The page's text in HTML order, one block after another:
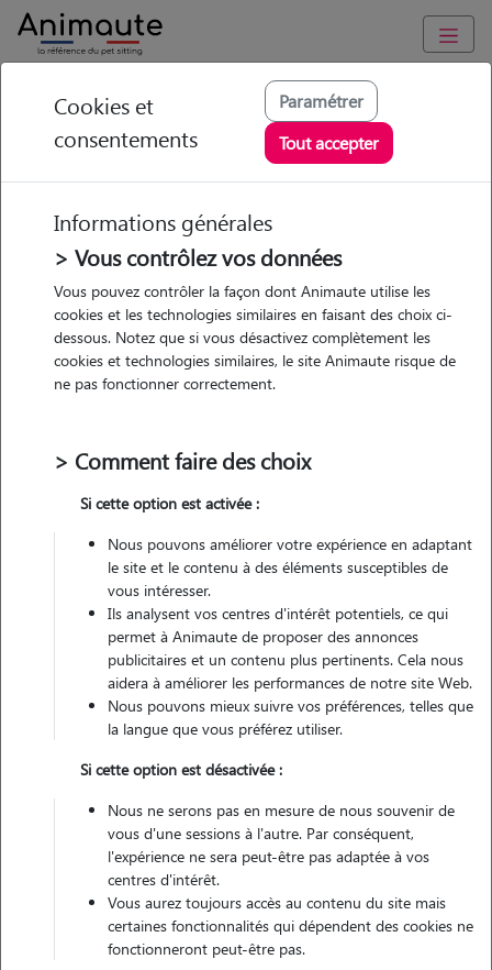
Animaute Hauts-de-France Somme /Roye
Camille - Petsitter à
MARQUIVILLERS
• 20 ans
Garde
chez le Pet Sitter
Véhiculé
Contacter
L'envoi d'une demande est sans engagement
Motivation
je souhaiterais garder des animaux pour vous libérer de cette
responsabilité pendant votre absences week end / semaine / ou +. je
peux recevoir les animaux en cage chez moi, et pour les plus gros
assurer de leurs donner à manger et les sortir chez vous. je peux
également faire des ballades / promenade quand vous le souhaiter je
Cookies et
consentements
Paramétrer
Tout accepter
Informations générales
> Vous contrôlez vos données
Vous pouvez contrôler la façon dont Animaute utilise les
cookies et les technologies similaires en faisant des choix ci-
dessous. Notez que si vous désactivez complètement les
cookies et technologies similaires, le site Animaute risque de
ne pas fonctionner correctement.
> Comment faire des choix
Si cette option est activée :
Nous pouvons améliorer votre expérience en adaptant
le site et le contenu à des éléments susceptibles de
vous intéresser.
Ils analysent vos centres d'intérêt potentiels, ce qui
permet à Animaute de proposer des annonces
publicitaires et un contenu plus pertinents. Cela nous
aidera à améliorer les performances de notre site Web.
Nous pouvons mieux suivre vos préférences, telles que
la langue que vous préférez utiliser.
Si cette option est désactivée :
Nous ne serons pas en mesure de nous souvenir de
vous d'une sessions à l'autre. Par conséquent,
l'expérience ne sera peut-être pas adaptée à vos
centres d'intérêt.
Vous aurez toujours accès au contenu du site mais
certaines fonctionnalités qui dépendent des cookies ne
fonctionneront peut-être pas.